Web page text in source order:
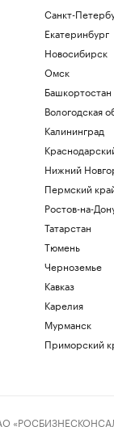
Санкт-
Екатеринбург
Новосибирск
Омск
Башкортостан
Вологодская
Калининград
Нижний
Пермский
Ростов-на-
Татарстан
Тюмень
Черноземье
Кавказ
Карелия
Мурманск
Приморский